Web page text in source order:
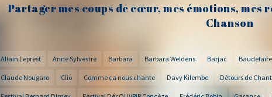
Partager mes coups de cœur, mes émotions, mes
Chanson
Allain Leprest Anne Sylvestre Barbara Barbara Weldens Barjac Baudelaire
Claude Nougaro Clio Comme ça nous chante Davy Kilembe Détours de Chant